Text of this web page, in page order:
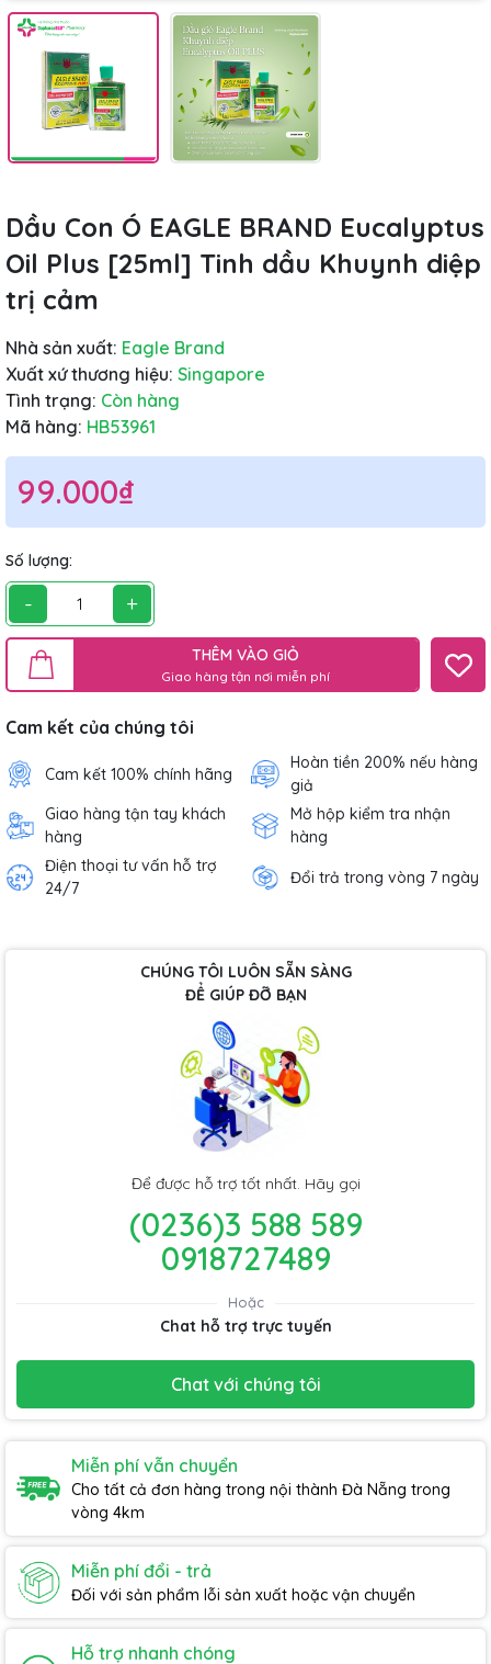
Dầu Con Ó EAGLE BRAND Eucalyptus
Oil Plus [25ml] Tinh dầu Khuynh diệp
trị cảm
Nhà sản xuất: Eagle Brand
Xuất xứ thương hiệu: Singapore
Tình trạng: Còn hàng
Mã hàng: HB53961
99.000₫
Số lượng:
- +
THÊM VÀO GIỎ
Giao hàng tận nơi miễn phí
Cam kết của chúng tôi
Cam kết 100% chính hãng
Hoàn tiền 200% nếu hàng
giả
Giao hàng tận tay khách
hàng
Mở hộp kiểm tra nhận
hàng
Điện thoại tư vấn hỗ trợ
24/7
Đổi trả trong vòng 7 ngày
CHÚNG TÔI LUÔN SẴN SÀNG
ĐỂ GIÚP ĐỠ BẠN
Để được hỗ trợ tốt nhất. Hãy gọi
(0236)3 588 589
0918727489
Hoặc
Chat hỗ trợ trực tuyến
Chat với chúng tôi
Miễn phí vẫn chuyển
Cho tất cả đơn hàng trong nội thành Đà Nẵng trong
vòng 4km
Miễn phí đổi - trả
Đối với sản phẩm lỗi sản xuất hoặc vận chuyển
Hỗ trợ nhanh chóng